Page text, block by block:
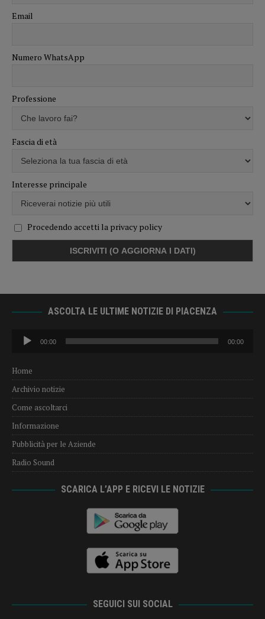
Email
Numero WhatsApp
Professione
Fascia di età
Interesse principale
Procedendo accetti la privacy policy
ASCOLTA LE ULTIME NOTIZIE DI PIACENZA
Audio
Player
00:00 00:00
Home
Archivio notizie
Come ascoltarci
Informazione
Pubblicità per le Aziende
Radio Sound
SCARICA L’APP E RICEVI LE NOTIZIE
SEGUICI SUI SOCIAL